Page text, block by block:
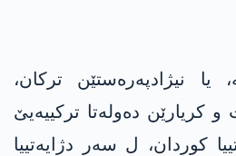
یا نیژادپەرەستێن ترکان،
و کریارێن دەولەتا ترکییەیێ
کوردان، ل سەر دژایەتییا